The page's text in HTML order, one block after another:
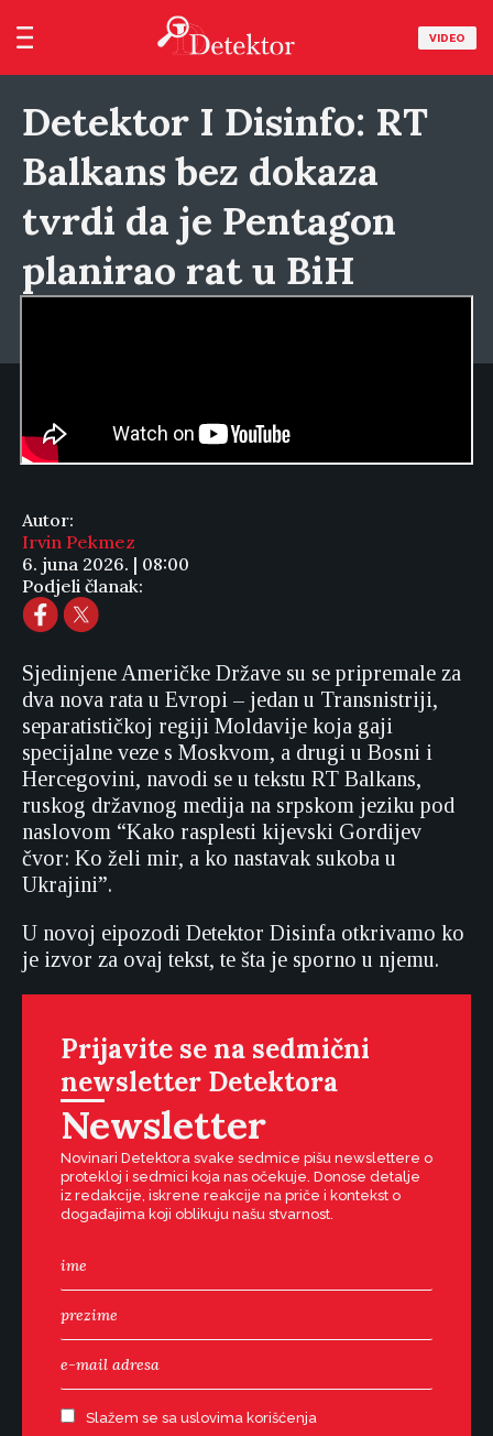
VIDEO
Detektor I Disinfo: RT
Balkans bez dokaza
tvrdi da je Pentagon
planirao rat u BiH
Autor:
Irvin Pekmez
6. juna 2026. | 08:00
Podjeli članak:
Sjedinjene Američke Države su se pripremale za
dva nova rata u Evropi – jedan u Transnistriji,
separatističkoj regiji Moldavije koja gaji
specijalne veze s Moskvom, a drugi u Bosni i
Hercegovini, navodi se u tekstu RT Balkans,
ruskog državnog medija na srpskom jeziku pod
naslovom “Kako rasplesti kijevski Gordijev
čvor: Ko želi mir, a ko nastavak sukoba u
Ukrajini”.
U novoj eipozodi Detektor Disinfa otkrivamo ko
je izvor za ovaj tekst, te šta je sporno u njemu.
Prijavite se na sedmični
newsletter Detektora
Newsletter
Novinari Detektora svake sedmice pišu newslettere o
protekloj i sedmici koja nas očekuje. Donose detalje
iz redakcije, iskrene reakcije na priče i kontekst o
događajima koji oblikuju našu stvarnost.
Slažem se sa uslovima korišćenja